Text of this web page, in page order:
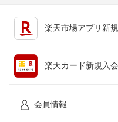
楽天市場アプリ新
楽天カード新規入
会員情報